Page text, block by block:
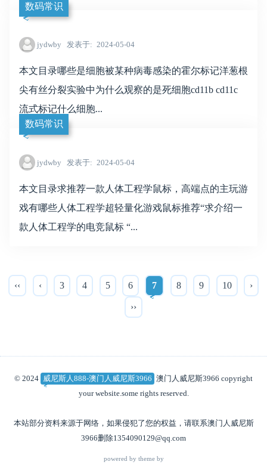
数码常识
jydwby 发表于 2024-05-04
本文目录哪些是细胞被某种病毒感染的霍尔标记洋葱根
尖有丝分裂实验中为什么观察的是死细胞cd11b cd11c
流式标记什么细胞...
数码常识
jydwby 发表于 2024-05-04
本文目录求推荐一款人体工程学鼠标，高端点的主玩游
戏有哪些人体工程学超轻量化游戏鼠标推荐“求介绍一
款人体工程学的电竞鼠标 “...
‹‹ ‹ 3 4 5 6 7 8 9 10 ›
››
© 2024 威尼斯人888-澳门人威尼斯3966 澳门人威尼斯3966 copyright
your website.some rights reserved.
本站部分资料来源于网络，如果侵犯了您的权益，请联系澳门人威尼斯
3966删除1354090129@qq.com
powered by theme by